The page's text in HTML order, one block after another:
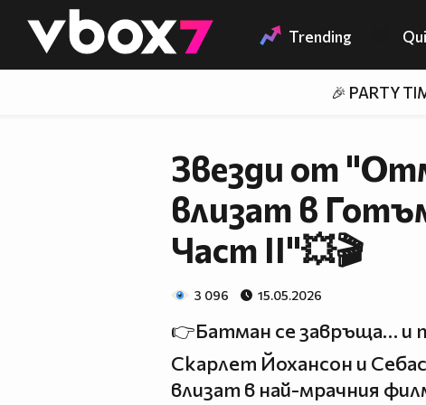
👾 Trending
🎉 PARTY
Звезди от
влизат в
Част II"💥🎬
3 096 15.05.2026
👉Батман се завръща… и
Скарлет Йохансон и
влизат в най-мрачния